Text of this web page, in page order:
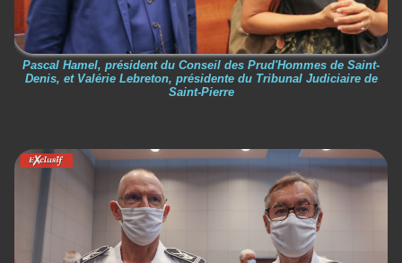
Pascal Hamel, président du Conseil des Prud'Hommes de Saint-
Denis, et Valérie Lebreton, présidente du Tribunal Judiciaire de
Saint-Pierre